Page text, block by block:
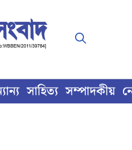
সাহিত্য সম্পাদকীয়